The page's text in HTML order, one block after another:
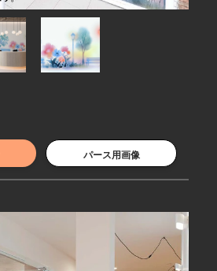
パース用画像